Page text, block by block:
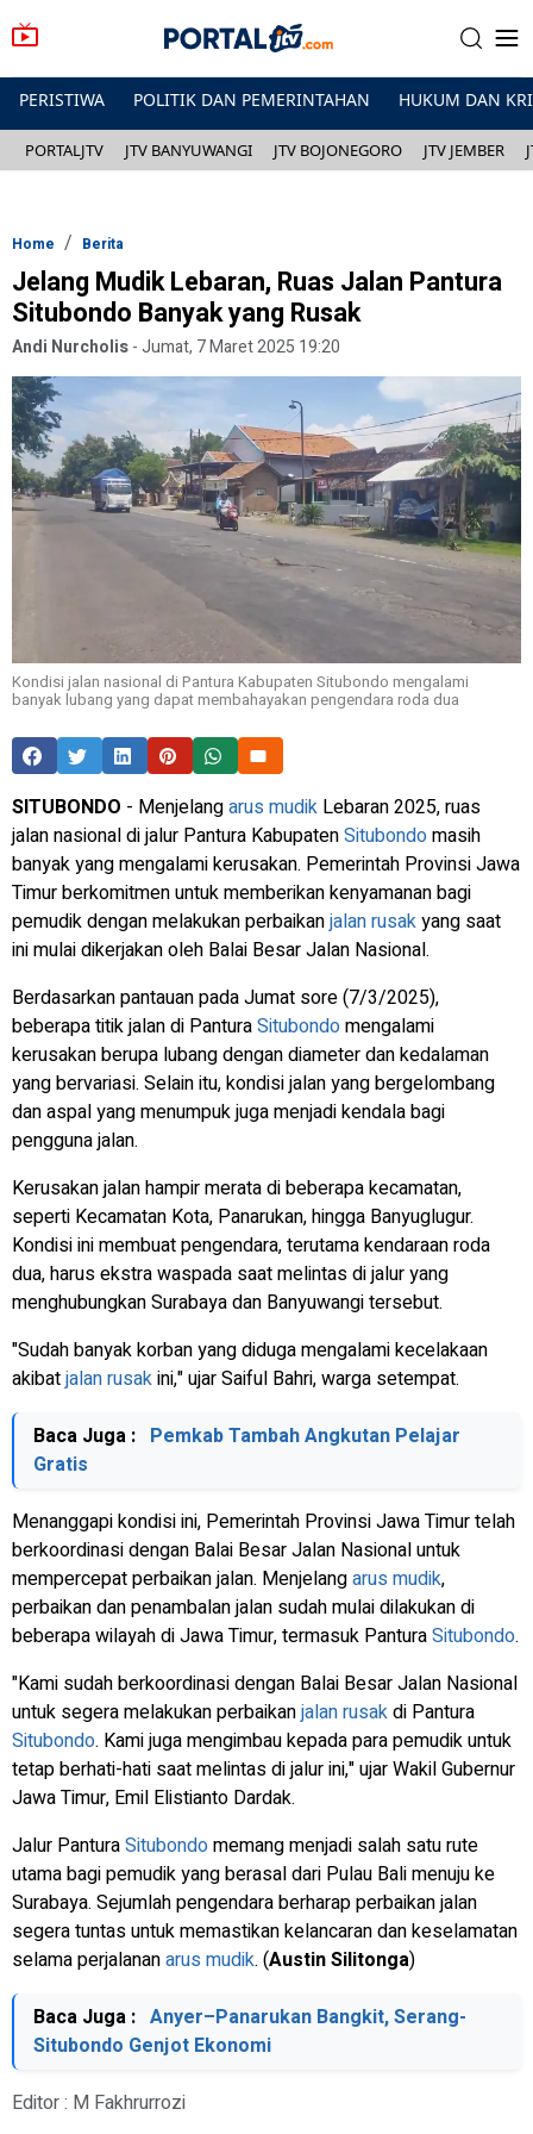
PERISTIWA POLITIK DAN PEMERINTAHAN HUKUM DAN
PORTALJTV JTV BANYUWANGI JTV BOJONEGORO JTV JEMBER
Home Berita
Jelang Mudik Lebaran, Ruas Jalan Pantura
Situbondo Banyak yang Rusak
Andi Nurcholis-Jumat, 7 Maret 2025 19:20
Kondisi jalan nasional di Pantura Kabupaten Situbondo mengalami
banyak lubang yang dapat membahayakan pengendara roda dua
SITUBONDO - Menjelangarus mudik Lebaran 2025, ruas
jalan nasional di jalur Pantura KabupatenSitubondomasih
banyak yang mengalami kerusakan. Pemerintah Provinsi Jawa
Timur berkomitmen untuk memberikan kenyamanan bagi
pemudik dengan melakukan perbaikanjalan rusakyang saat
ini mulai dikerjakan oleh Balai Besar Jalan Nasional.
Berdasarkan pantauan pada Jumat sore (7/3/2025),
beberapa titik jalan di PanturaSitubondomengalami
kerusakan berupa lubang dengan diameter dan kedalaman
yang bervariasi. Selain itu, kondisi jalan yang bergelombang
dan aspal yang menumpuk juga menjadi kendala bagi
pengguna jalan.
Kerusakan jalan hampir merata di beberapa kecamatan,
seperti Kecamatan Kota, Panarukan, hingga Banyuglugur.
Kondisi ini membuat pengendara, terutama kendaraan roda
dua, harus ekstra waspada saat melintas di jalur yang
menghubungkan Surabaya dan Banyuwangi tersebut.
"Sudah banyak korban yang diduga mengalami kecelakaan
akibatjalan rusakini," ujar Saiful Bahri, warga setempat.
Baca Juga : Pemkab Tambah Angkutan Pelajar
Gratis
Menanggapi kondisi ini, Pemerintah Provinsi Jawa Timur telah
berkoordinasi dengan Balai Besar Jalan Nasional untuk
mempercepat perbaikan jalan. Menjelangarus mudik,
perbaikan dan penambalan jalan sudah mulai dilakukan di
beberapa wilayah di Jawa Timur, termasuk PanturaSitubondo.
"Kami sudah berkoordinasi dengan Balai Besar Jalan Nasional
untuk segera melakukan perbaikanjalan rusakdi Pantura
Situbondo. Kami juga mengimbau kepada para pemudik untuk
tetap berhati-hati saat melintas di jalur ini," ujar Wakil Gubernur
Jawa Timur, Emil Elistianto Dardak.
Jalur PanturaSitubondomemang menjadi salah satu rute
utama bagi pemudik yang berasal dari Pulau Bali menuju ke
Surabaya. Sejumlah pengendara berharap perbaikan jalan
segera tuntas untuk memastikan kelancaran dan keselamatan
selama perjalananarus mudik. (Austin Silitonga)
Baca Juga : Anyer–Panarukan Bangkit, Serang-
Situbondo Genjot Ekonomi
Editor : M Fakhrurrozi